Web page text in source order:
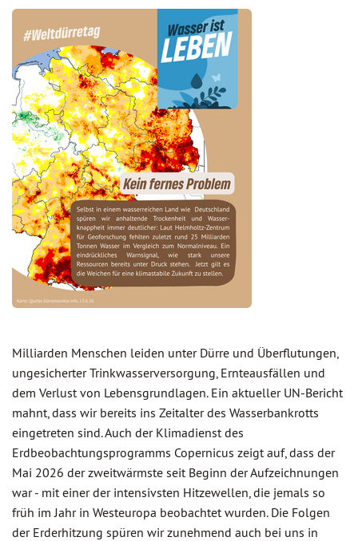
Milliarden Menschen leiden unter Dürre und Überflutungen,
ungesicherter Trinkwasserversorgung, Ernteausfällen und
dem Verlust von Lebensgrundlagen. Ein aktueller UN-Bericht
mahnt, dass wir bereits ins Zeitalter des Wasserbankrotts
eingetreten sind. Auch der Klimadienst des
Erdbeobachtungsprogramms Copernicus zeigt auf, dass der
Mai 2026 der zweitwärmste seit Beginn der Aufzeichnungen
war - mit einer der intensivsten Hitzewellen, die jemals so
früh im Jahr in Westeuropa beobachtet wurden. Die Folgen
der Erderhitzung spüren wir zunehmend auch bei uns in